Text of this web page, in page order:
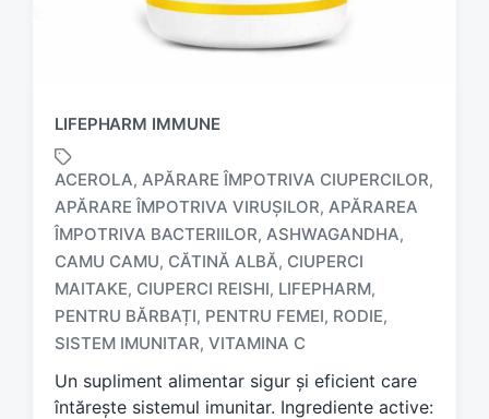
LIFEPHARM IMMUNE
T
a
g
e
d
w
ACEROLA, APĂRARE ÎMPOTRIVA CIUPERCILOR,
APĂRARE ÎMPOTRIVA VIRUȘILOR, APĂRAREA
ÎMPOTRIVA BACTERIILOR, ASHWAGANDHA,
CAMU CAMU, CĂTINĂ ALBĂ, CIUPERCI
MAITAKE, CIUPERCI REISHI, LIFEPHARM,
PENTRU BĂRBAȚI, PENTRU FEMEI, RODIE,
SISTEM IMUNITAR, VITAMINA C
Un supliment alimentar sigur și eficient care
întărește sistemul imunitar. Ingrediente active: